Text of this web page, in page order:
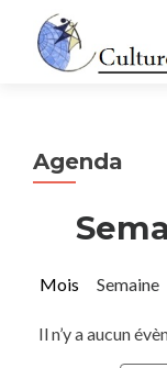
Agenda
Mois Semaine
Il n’y a aucun